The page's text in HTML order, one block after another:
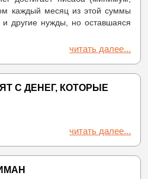
каждый месяц из этой суммы
другие нужды, но оставшаяся
читать далее...
С ДЕНЕГ, КОТОРЫЕ
читать далее...